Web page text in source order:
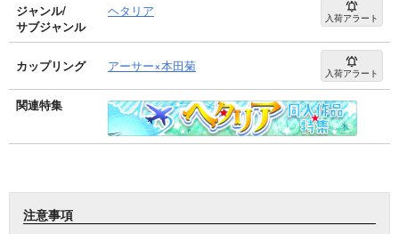
ジャンル/
サブジャンル
ヘタリア 入荷アラート
カップリング アーサー×本田菊 入荷アラート
関連特集
注意事項